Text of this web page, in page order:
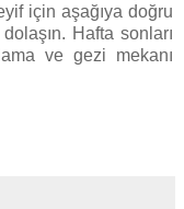
için aşağıya doğru
Hafta sonları
ve gezi mekanı